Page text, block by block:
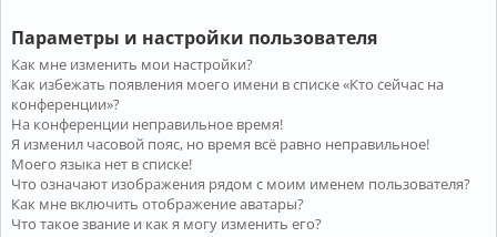
Параметры и настройки пользователя
Как мне изменить мои настройки?
Как избежать появления моего имени в списке «Кто сейчас на
конференции»?
На конференции неправильное время!
Я изменил часовой пояс, но время всё равно неправильное!
Моего языка нет в списке!
Что означают изображения рядом с моим именем пользователя?
Как мне включить отображение аватары?
Что такое звание и как я могу изменить его?